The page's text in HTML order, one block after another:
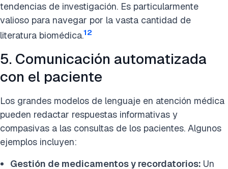
tendencias de investigación. Es particularmente
valioso para navegar por la vasta cantidad de
literatura biomédica.12
5. Comunicación automatizada
con el paciente
Los grandes modelos de lenguaje en atención médica
pueden redactar respuestas informativas y
compasivas a las consultas de los pacientes. Algunos
ejemplos incluyen:
Gestión de medicamentos y recordatorios: Un